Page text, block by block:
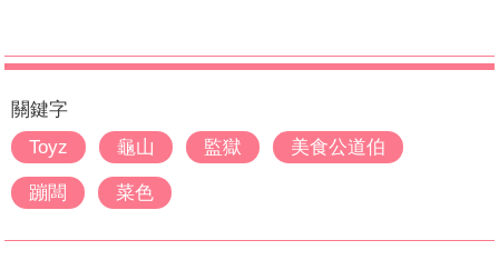
關鍵字
Toyz
龜山 監獄 美食公道伯
蹦闆 菜色